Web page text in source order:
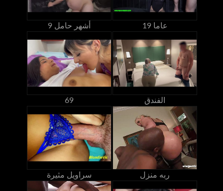
9 أشهر حامل 19 عاما
69 الفندق
سراويل مثيرة ربه منزل